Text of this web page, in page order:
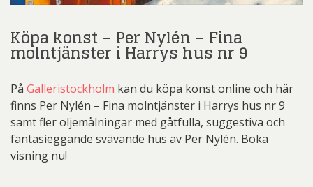
Köpa konst – Per Nylén – Fina
molntjänster i Harrys hus nr 9
På Galleristockholm kan du köpa konst online och här
finns Per Nylén – Fina molntjänster i Harrys hus nr 9
samt fler oljemålningar med gåtfulla, suggestiva och
fantasieggande svävande hus av Per Nylén. Boka
visning nu!